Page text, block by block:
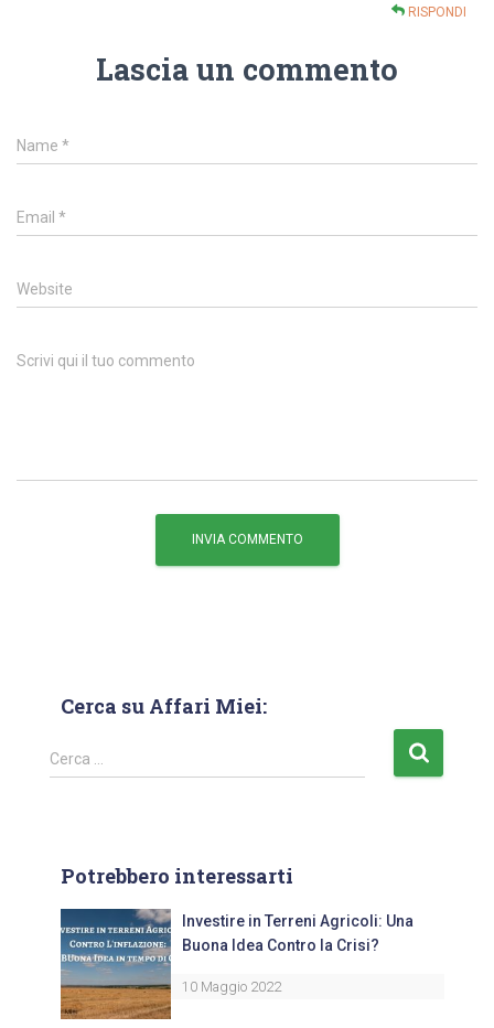
RISPONDI
Lascia un commento
Name *
Email *
Website
Scrivi qui il tuo commento
Cerca su Affari Miei:
Cerca …
Potrebbero interessarti
Investire in Terreni Agricoli: Una
Buona Idea Contro la Crisi?
10 Maggio 2022